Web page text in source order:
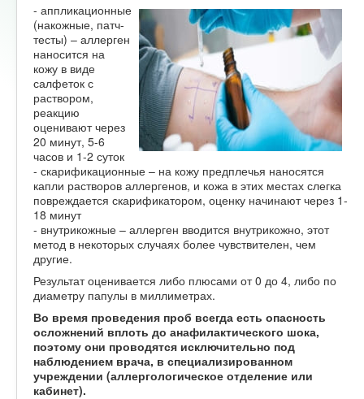
- аппликационные
(накожные, патч-
тесты) – аллерген
наносится на
кожу в виде
салфеток с
раствором,
реакцию
оценивают через
20 минут, 5-6
часов и 1-2 суток
- скарификационные – на кожу предплечья наносятся
капли растворов аллергенов, и кожа в этих местах слегка
повреждается скарификатором, оценку начинают через 1-
18 минут
- внутрикожные – аллерген вводится внутрикожно, этот
метод в некоторых случаях более чувствителен, чем
другие.
Результат оценивается либо плюсами от 0 до 4, либо по
диаметру папулы в миллиметрах.
Во время проведения проб всегда есть опасность
осложнений вплоть до анафилактического шока,
поэтому они проводятся исключительно под
наблюдением врача, в специализированном
учреждении (аллергологическое отделение или
кабинет).